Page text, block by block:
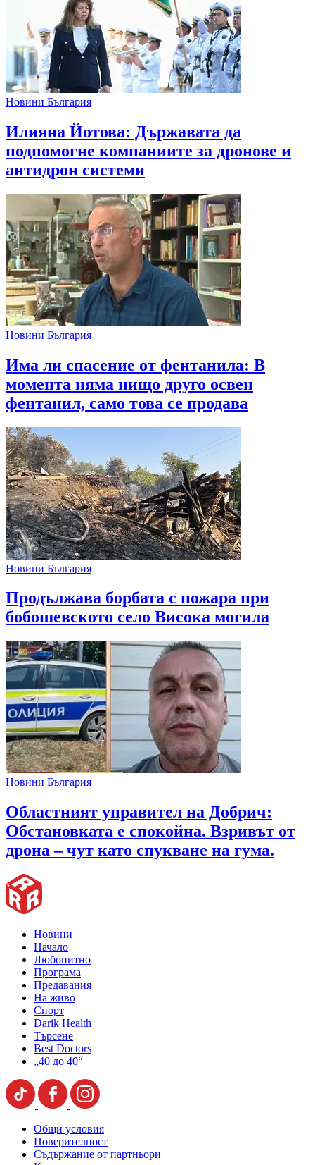
Новини България
Илияна Йотова: Държавата да
подпомогне компаниите за дронове и
антидрон системи
Новини България
Има ли спасение от фентанила: В
момента няма нищо друго освен
фентанил, само това се продава
Новини България
Продължава борбата с пожара при
бобошевското село Висока могила
Новини България
Областният управител на Добрич:
Обстановката е спокойна. Взривът от
дрона – чут като спукване на гума.
Новини
Начало
Любопитно
Програма
Предавания
На живо
Спорт
Darik Health
Търсене
Best Doctors
„40 до 40“
Общи условия
Поверителност
Съдържание от партньори